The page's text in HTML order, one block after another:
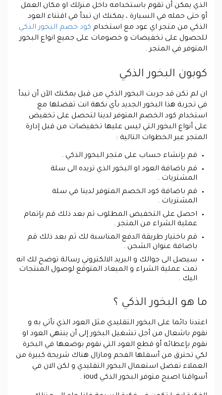
الذي يمكن أن تقوم باستخدامه داخل منزلك او مكان العمل
أو حتى حمله في السيارة ، يمكنك ان تبدأ في اقتناء العود
الذكي من متجر اي عود مع استخدام كود خصم البخور الذكي
للحصول على تخفيضات و خصومات على جميع انواع البخور
المتوفر في المتجر .
كوبون البخور الذكي
ان لم تكن قد جربت البخور الذكي من قبل يمكنك الآن أن تبدأ
في تجربة هذا البخور الجديد بأي نكهة انت تفضلها مع
استخدام كود الخصم المتوفر لدينا لتحصل على تخفيض
على أنواع البخور التي ليس عليها تخفيضات من قبل إدارة
المتجر عبر الخطوات التالية :
قم بإنشاء حساب على متجر البخور الذكي .
قم باضافة العود او البخور الذي تريده الى سلة
المشتريات .
قم باضافة كود الخصم المتوفر لدينا في سلة
المشتريات .
احصل على التخفيض المطلوب ثم بعد ذلك قم بإتمام
عملية الشراء من المتجر .
قم باختيار طريقة الدفع المناسبة لك ثم بعد ذلك قم
باضافة عنوان الشحن .
سيصل الى جوالك و البريد الالكتروني رسالة توضح لك انه
تمت عملية الشراء و الميعاد المتوقع لوصول المنتجات
اليك .
ما هو البخور الذكي ؟
اعتدنا دائما على البخور التقليدي مثل العود الذي نأتي به و
نقوم باشعال من أجل تشغيل البخور إلى أن ينتهي العود او
نقوم بإعطائه أو قطع العود التي نقوم بوضعها في البخرة
لكي تحترق من أسفلها الفحم ومازال هناك شريحة كبيرة من
العملاء تفضل استعمال البخور التقليدي و لكن الان في
أسواقنا اصبح متوفر البخور الذكي ioud .